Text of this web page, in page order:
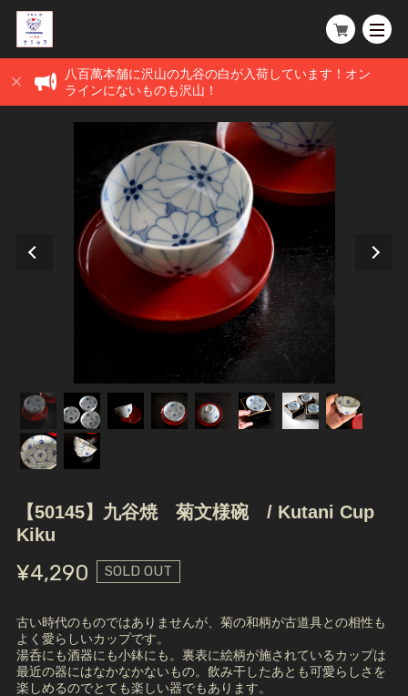
八百萬本舗に沢山の九谷の白が入荷しています！オン
ラインにないものも沢山！
【50145】九谷焼 菊文様碗 / Kutani Cup
Kiku
¥4,290 SOLD OUT
古い時代のものではありませんが、菊の和柄が古道具との相性も
よく愛らしいカップです。
湯呑にも酒器にも小鉢にも。裏表に絵柄が施されているカップは
最近の器にはなかなかないもの。飲み干したあとも可愛らしさを
楽しめるのでとても楽しい器でもあります。